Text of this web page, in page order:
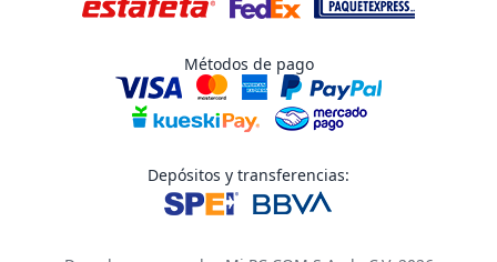
Métodos de pago
Depósitos y transferencias: